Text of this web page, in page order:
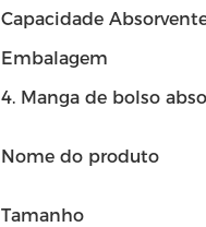
Capacidade
Embalagem
4. Manga de bolso
Nome do produto
Tamanho